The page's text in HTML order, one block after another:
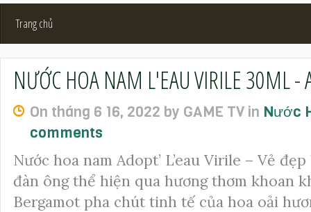
Trang chủ
NƯỚC HOA NAM L'EAU VIRILE 30ML -
On tháng 6 16, 2022 by GAME TV in Nước
comments
Nước hoa nam Adopt’ L’eau Virile – Vẻ
đàn ông thể hiện qua hương thơm khoan
Bergamot pha chút tinh tế của hoa oải